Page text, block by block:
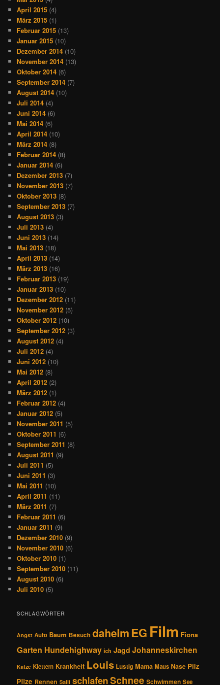
April 2015 (4)
März 2015 (1)
Februar 2015 (13)
Januar 2015 (10)
Dezember 2014 (10)
November 2014 (13)
Oktober 2014 (6)
September 2014 (7)
August 2014 (10)
Juli 2014 (4)
Juni 2014 (6)
Mai 2014 (6)
April 2014 (10)
März 2014 (8)
Februar 2014 (8)
Januar 2014 (6)
Dezember 2013 (7)
November 2013 (7)
Oktober 2013 (8)
September 2013 (7)
August 2013 (3)
Juli 2013 (4)
Juni 2013 (14)
Mai 2013 (18)
April 2013 (14)
März 2013 (16)
Februar 2013 (19)
Januar 2013 (10)
Dezember 2012 (11)
November 2012 (5)
Oktober 2012 (10)
September 2012 (3)
August 2012 (4)
Juli 2012 (4)
Juni 2012 (10)
Mai 2012 (8)
April 2012 (2)
März 2012 (1)
Februar 2012 (4)
Januar 2012 (5)
November 2011 (5)
Oktober 2011 (6)
September 2011 (8)
August 2011 (9)
Juli 2011 (5)
Juni 2011 (3)
Mai 2011 (10)
April 2011 (11)
März 2011 (7)
Februar 2011 (6)
Januar 2011 (9)
Dezember 2010 (9)
November 2010 (6)
Oktober 2010 (1)
September 2010 (11)
August 2010 (6)
Juli 2010 (5)
SCHLAGWÖRTER
Angst Auto Baum Besuch daheimEG Film Fiona
Garten Hundehighway ich Jagd Johanneskirchen
Katze Klettern Krankheit Louis Lustig Mama Maus Nase Pilz
Pilze Rennen Salli schlafenSchnee Schwimmen See